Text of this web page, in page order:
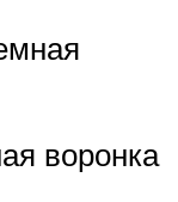
воронка